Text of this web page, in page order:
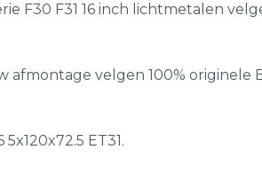
F30 F31 16 inch lichtmetalen
afmontage velgen 100% originele
ET31.